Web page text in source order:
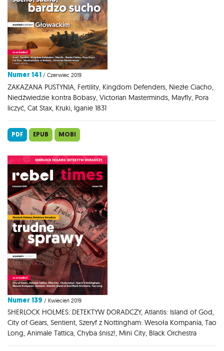
Numer 141 / Czerwiec 2019
ZAKAZANA PUSTYNIA, Fertility, Kingdom Defenders, Niezłe Ciacho,
Niedźwiedzie kontra Bobasy, Victorian Masterminds, Mayfly, Pora
liczyć, Cat Stax, Kruki, Iganie 1831
PDF EPUB MOBI
Numer 139 / Kwiecień 2019
SHERLOCK HOLMES: DETEKTYW DORADCZY, Atlantis: Island of God,
City of Gears, Sentient, Szeryf z Nottingham: Wesoła Kompania, Tao
Long, Animale Tattica, Chyba śnisz!, Mini City, Black Orchestra